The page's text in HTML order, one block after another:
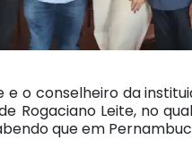
o conselheiro da
Rogaciano Leite, no
que em